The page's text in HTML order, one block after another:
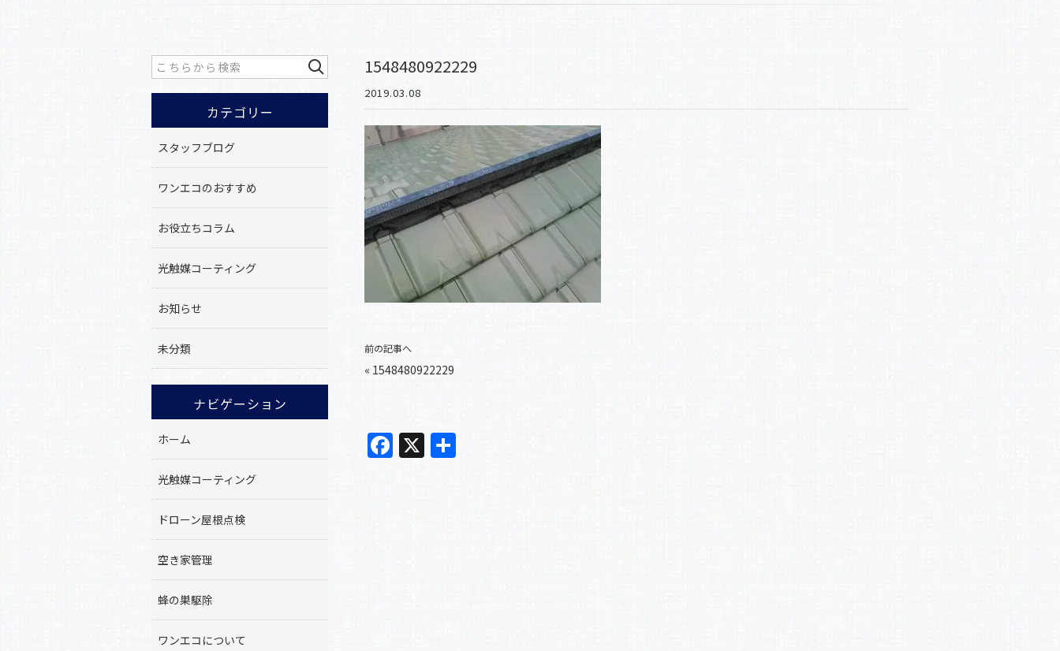
1548480922229
2019.03.08
前の記事へ
« 1548480922229
F X
カテゴリー
スタッフブログ
ワンエコのおすすめ
お役立ちコラム
光触媒コーティング
お知らせ
未分類
ナビゲーション
ホーム
光触媒コーティング
ドローン屋根点検
空き家管理
蜂の巣駆除
ワンエコについて